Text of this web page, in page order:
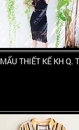
MẨU THIẾT KẾ KH Q.